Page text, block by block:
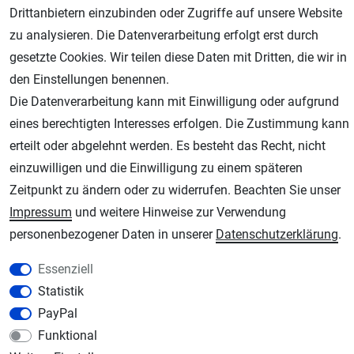
AGB Widerrufsrecht Datenschutz Impressum
Unsere weiteren Shops:
Schmincke-City.de
Schmincke Künstlerfarben das Gesamtsortiment
Plotter-City.com
Schneideplotter, Transferpressen, Siebdruck und Plotterfolien
Modellbau-City.com
Military + Tabletop Plastikmodelle und Modellbau Farben - Bringen Sie Farbe ins
Spiel.
Drittanbietern einzubinden oder Zugriffe auf unsere Website
zu analysieren. Die Datenverarbeitung erfolgt erst durch
gesetzte Cookies. Wir teilen diese Daten mit Dritten, die wir in
den Einstellungen benennen.
Die Datenverarbeitung kann mit Einwilligung oder aufgrund
eines berechtigten Interesses erfolgen. Die Zustimmung kann
erteilt oder abgelehnt werden. Es besteht das Recht, nicht
einzuwilligen und die Einwilligung zu einem späteren
Zeitpunkt zu ändern oder zu widerrufen. Beachten Sie unser
Impressum und weitere Hinweise zur Verwendung
personenbezogener Daten in unserer Daten­schutz­erklärung.
Essenziell
Statistik
PayPal
Funktional